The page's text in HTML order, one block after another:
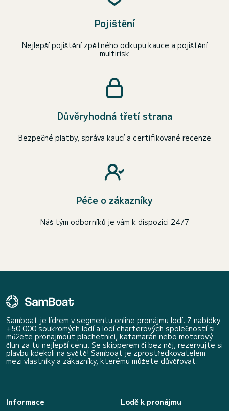
Pojištění
Nejlepší pojištění zpětného odkupu kauce a pojištění
multirisk
Důvěryhodná třetí strana
Bezpečné platby, správa kaucí a certifikované recenze
Péče o zákazníky
Náš tým odborníků je vám k dispozici 24/7
Samboat je lídrem v segmentu online pronájmu lodí. Z nabídky
+50 000 soukromých lodí a lodí charterových společností si
můžete pronajmout plachetnici, katamarán nebo motorový
člun za tu nejlepší cenu. Se skipperem či bez něj, rezervujte si
plavbu kdekoli na světě! Samboat je zprostředkovatelem
mezi vlastníky a zákazníky, kterému můžete důvěřovat.
Informace
Lodě k pronájmu